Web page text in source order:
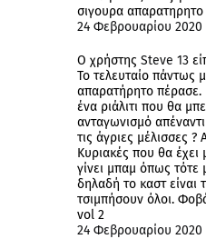
σιγουρα
24 Φεβρουαρίου 2020
Ο χρήστης Steve 13
Το τελευταίο πάντως
απαρατήρητο πέρασε.
ένα ριάλιτι που θα
ανταγωνισμό
τις άγριες μέλισσες ?
Κυριακές που θα
γίνει μπαμ όπως
δηλαδή το καστ είναι
τσιμπήσουν όλοι.
vol 2
24 Φεβρουαρίου 2020